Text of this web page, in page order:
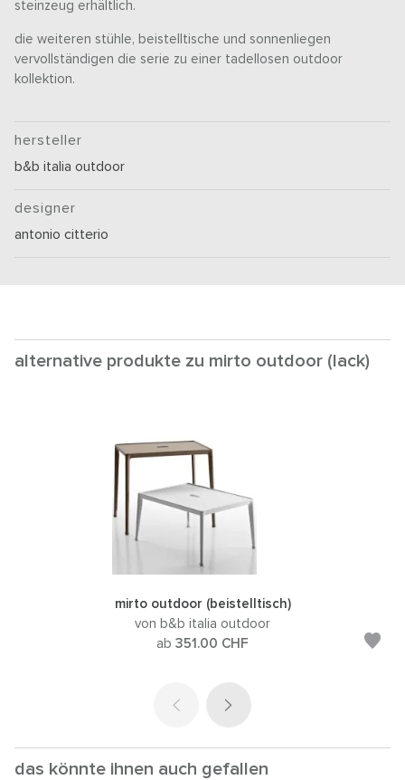
steinzeug erhältlich.
die weiteren stühle, beistelltische und sonnenliegen
vervollständigen die serie zu einer tadellosen outdoor
kollektion.
hersteller
b&b italia outdoor
designer
antonio citterio
alternative produkte zu mirto outdoor (lack)
mirto outdoor (beistelltisch)
von b&b italia outdoor
ab 351.00 CHF
das könnte ihnen auch gefallen